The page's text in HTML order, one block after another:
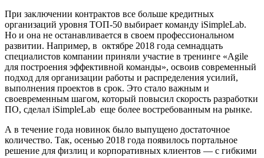
При заключении контрактов все больше кредитных
организаций уровня ТОП-50 выбирает команду iSimpleLab.
Но и она не останавливается в своем профессиональном
развитии. Например, в октябре 2018 года семнадцать
специалистов компании приняли участие в тренинге «Agile
для построения эффективной команды», освоив современный
подход для организации работы и распределения усилий,
выполнения проектов в срок. Это стало важным и
своевременным шагом, который повысил скорость разработки
ПО, сделал iSimpleLab еще более востребованным на рынке.
А в течение года новинок было выпущено достаточное
количество. Так, осенью 2018 года появилось портальное
решение для физлиц и корпоративных клиентов — с гибкими